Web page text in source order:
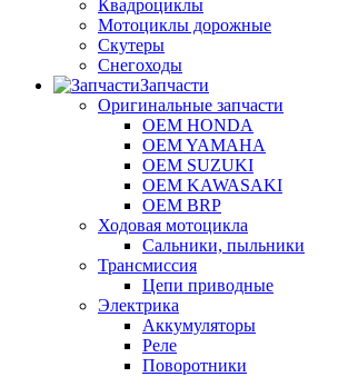
Квадроциклы
Мотоциклы дорожные
Скутеры
Снегоходы
Запчасти
Оригинальные запчасти
OEM HONDA
OEM YAMAHA
OEM SUZUKI
OEM KAWASAKI
OEM BRP
Ходовая мотоцикла
Сальники, пыльники
Трансмиссия
Цепи приводные
Электрика
Аккумуляторы
Реле
Поворотники